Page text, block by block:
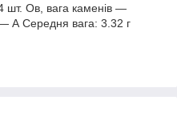
шт. Ов, вага каменів —
А Середня вага: 3.32 г